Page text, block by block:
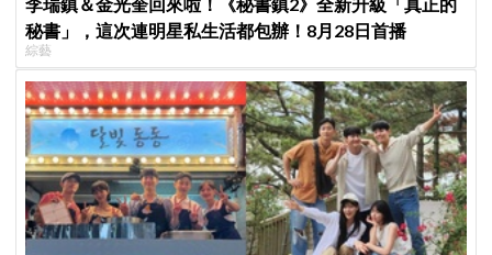
秘書」，這次連明星私生活都包辦！8月28日首播
綜藝